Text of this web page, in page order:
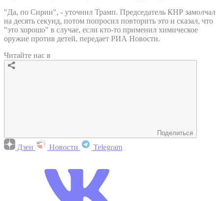
"Да, по Сирии", - уточнил Трамп. Председатель КНР замолчал
на десять секунд, потом попросил повторить это и сказал, что
"это хорошо" в случае, если кто-то применил химическое
оружие против детей, передает РИА Новости.
Читайте нас в
Поделиться
Дзен Новости Telegram